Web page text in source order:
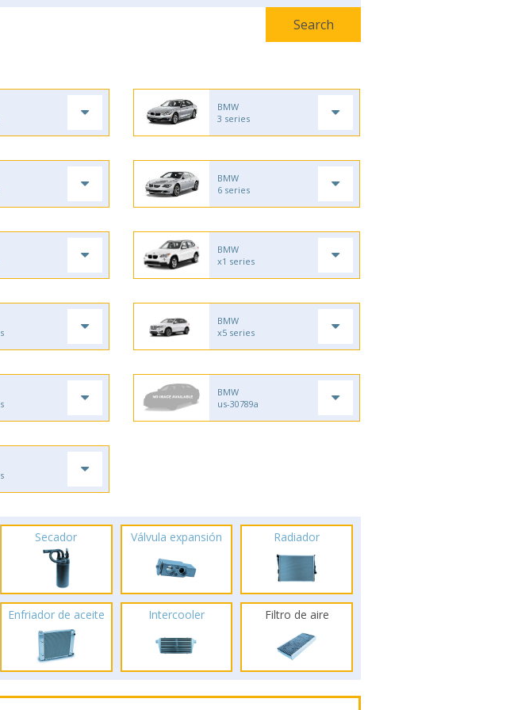
BMW
3 series
BMW
6 series
BMW
x1 series
BMW
x5 series
BMW
us-30789a
Secador Válvula expansión Radiador
Enfriador de aceite Intercooler Filtro de aire